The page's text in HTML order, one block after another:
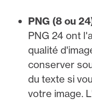
PNG (8 ou
PNG 24 ont
qualité
conserver
du texte si
votre image.